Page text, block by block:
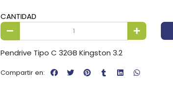
CANTIDAD
Pendrive Tipo C 32GB Kingston 3.2
Compartir en: